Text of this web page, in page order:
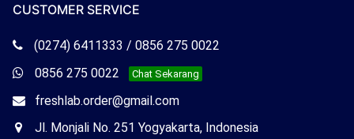
CUSTOMER SERVICE
Telepon
Freshlab
(0274) 6411333 / 0856 275 0022
Whatsapp
Freshlab
0856 275 0022 Chat Sekarang
Email
Freshlab
freshlab.order@gmail.com
OfficeJl. Monjali No. 251 Yogyakarta, Indonesia